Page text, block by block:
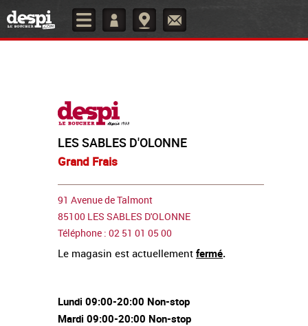
LES SABLES D'OLONNE
Grand Frais
91 Avenue de Talmont
85100 LES SABLES D'OLONNE
Téléphone : 02 51 01 05 00
Le magasin est actuellement fermé.
Lundi 09:00-20:00 Non-stop
Mardi 09:00-20:00 Non-stop